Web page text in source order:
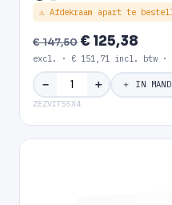
⚠ Afdekraam apart te
€ 147,50€ 125,38
excl. · € 151,71 incl. btw ·
− ＋ ＋ IN
ZEZVIT55X4